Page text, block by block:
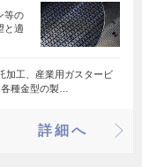
等の
と適
加工、産業用ガスタービ
種金型の製…
詳細へ